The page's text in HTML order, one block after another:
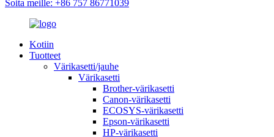
Soita meille: +86 757 86771039
Kotiin
Tuotteet
Värikasetti/jauhe
Värikasetti
Brother-värikasetti
Canon-värikasetti
ECOSYS-värikasetti
Epson-värikasetti
HP-värikasetti